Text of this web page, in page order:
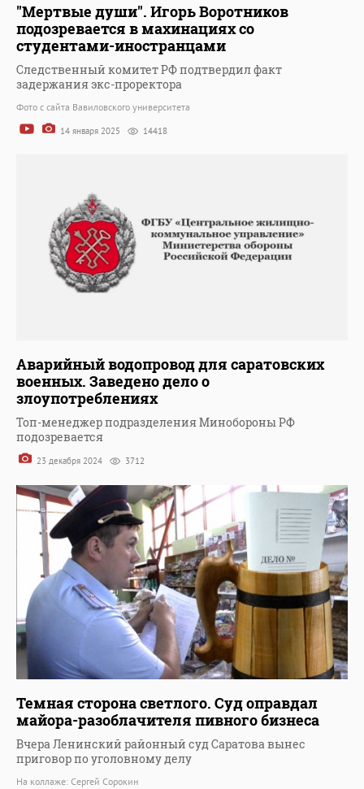
"Мертвые души". Игорь Воротников
подозревается в махинациях со
студентами-иностранцами
Следственный комитет РФ подтвердил факт
задержания экс-проректора
Фото с сайта Вавиловского университета
14 января 2025 14418
Аварийный водопровод для саратовских
военных. Заведено дело о
злоупотреблениях
Топ-менеджер подразделения Минобороны РФ
подозревается
23 декабря 2024 3712
Темная сторона светлого. Суд оправдал
майора-разоблачителя пивного бизнеса
Вчера Ленинский районный суд Саратова вынес
приговор по уголовному делу
На коллаже: Сергей Сорокин